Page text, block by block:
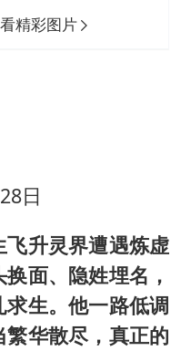
精彩图片
日
升灵界遭遇炼虚
面、隐姓埋名，
生。他一路低调
华散尽，真正的